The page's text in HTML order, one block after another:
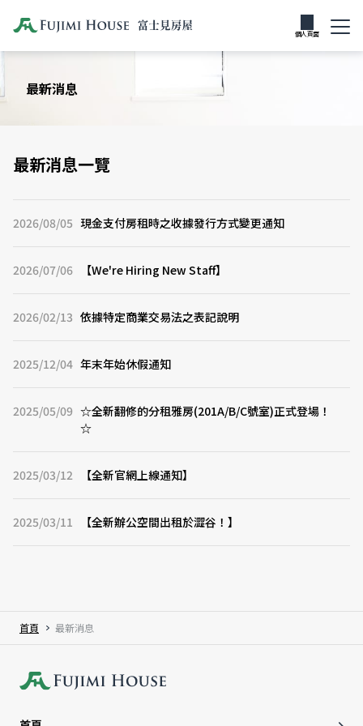
個人頁面
最新消息
最新消息一覽
2026/08/05 現金支付房租時之收據發行方式變更通知
2026/07/06 【We're Hiring New Staff】
2026/02/13 依據特定商業交易法之表記說明
2025/12/04 年末年始休假通知
2025/05/09 ☆全新翻修的分租雅房(201A/B/C號室)正式登場！
☆
2025/03/12 【全新官網上線通知】
2025/03/11 【全新辦公空間出租於澀谷！】
首頁 最新消息